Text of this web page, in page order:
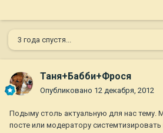
3 года спустя...
Таня+Бабби+Фрося
Опубликовано 12 декабря, 2012
Подыму столь актуальную для нас тему.
посте или модератору